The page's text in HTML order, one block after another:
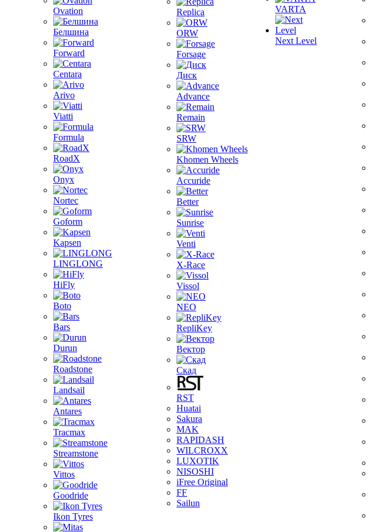
Ovation
Белшина
Forward
Centara
Arivo
Viatti
Formula
RoadX
Onyx
Nortec
Goform
Kapsen
LINGLONG
HiFly
Boto
Bars
Durun
Roadstone
Landsail
Antares
Tracmax
Streamstone
Vittos
Goodride
Ikon Tyres
Replica
ORW
Forsage
Диск
Advance
Remain
SRW
Khomen Wheels
Accuride
Better
Sunrise
Venti
X-Race
Vissol
NEO
RepliKey
Вектор
Скад
RST
Huatai
Sakura
MAK
RAPIDASH
WILCROXX
LUXOTIK
NISOSHI
iFree Original
FF
Sailun
VARTA
Next Level